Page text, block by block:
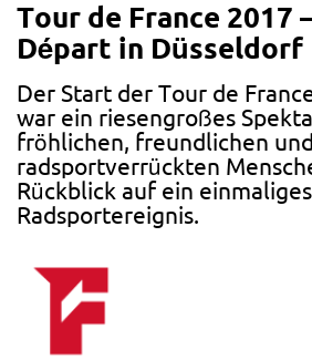
Tour de France 2017
Départ in Düsseldorf
Der Start der Tour de
war ein riesengroßes
fröhlichen, freundlichen und
radsportverrückten
Rückblick auf ein einmaliges
Radsportereignis.